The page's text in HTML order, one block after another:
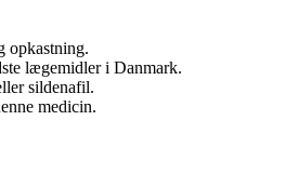
opkastning.
lægemidler i Danmark.
sildenafil.
medicin.